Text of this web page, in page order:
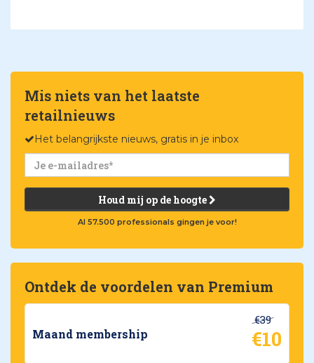
Mis niets van het laatste
retailnieuws
Het belangrijkste nieuws, gratis in je inbox
Houd mij op de hoogte
Al 57.500 professionals gingen je voor!
Ontdek de voordelen van Premium
Maand membership
€39
€10